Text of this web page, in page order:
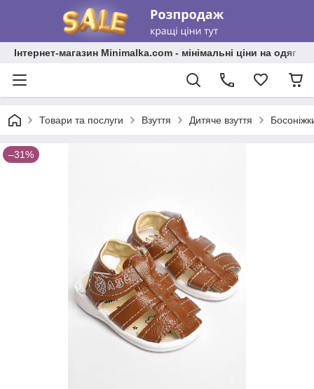
Інтернет-магазин Minimalka.com - мінімальні ціни на одяг
Товари та послуги Взуття Дитяче взуття
–31%